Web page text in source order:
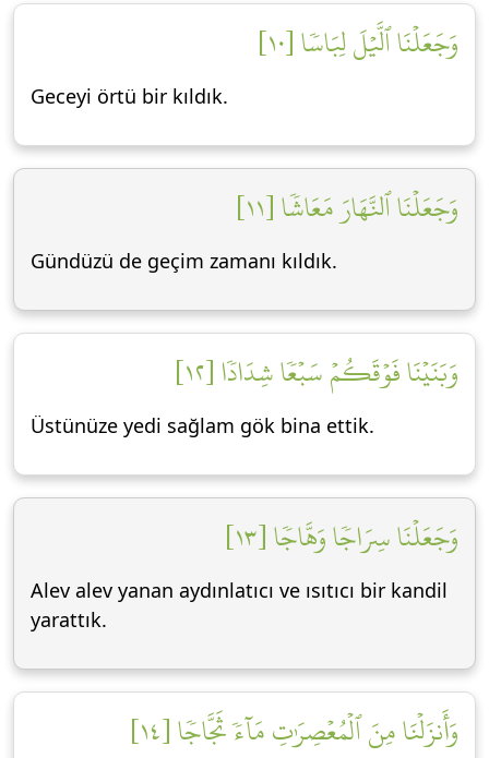
وَجَعَلۡنَا ٱلَّيۡلَ لِبَاسٗا [١٠]
Geceyi örtü bir kıldık.
وَجَعَلۡنَا ٱلنَّهَارَ مَعَاشٗا [١١]
Gündüzü de geçim zamanı kıldık.
وَبَنَيۡنَا فَوۡقَكُمۡ سَبۡعٗا شِدَادٗا [١٢]
Üstünüze yedi sağlam gök bina ettik.
وَجَعَلۡنَا سِرَاجٗا وَهَّاجٗا [١٣]
Alev alev yanan aydınlatıcı ve ısıtıcı bir kandil
yarattık.
وَأَنزَلۡنَا مِنَ ٱلۡمُعۡصِرَٰتِ مَآءٗ ثَجَّاجٗا [١٤]